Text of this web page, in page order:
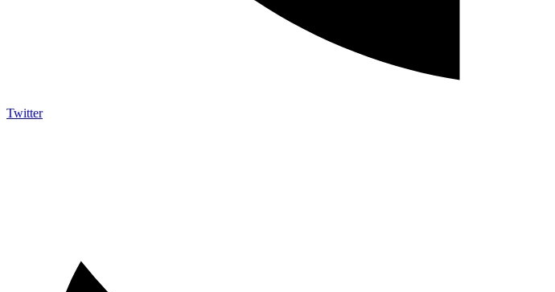
Twitter